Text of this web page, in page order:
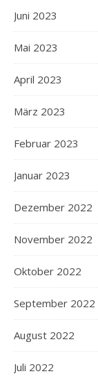
Juni 2023
Mai 2023
April 2023
März 2023
Februar 2023
Januar 2023
Dezember 2022
November 2022
Oktober 2022
September 2022
August 2022
Juli 2022